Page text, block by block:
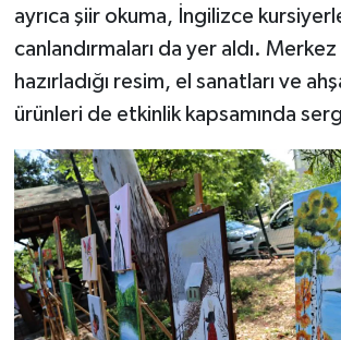
ayrıca şiir okuma, İngilizce
canlandırmaları da yer aldı.
hazırladığı resim, el sanatları ve
ürünleri de etkinlik kapsamında